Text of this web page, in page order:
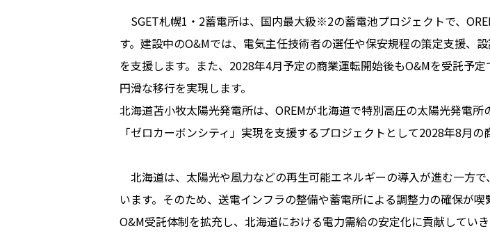
SGET札幌1・2蓄電所は、国内最大級※2の蓄電池プロジェクトで、
す。建設中のO&Mでは、電気主任技術者の選任や保安規程の策定支援、
を支援します。また、2028年4月予定の商業運転開始後もO&Mを受託予
円滑な移行を実現します。
北海道苫小牧太陽光発電所は、OREMが北海道で特別高圧の太陽光発電
「ゼロカーボンシティ」実現を支援するプロジェクトとして2028年8月の
北海道は、太陽光や風力などの再生可能エネルギーの導入が進む一方
います。そのため、送電インフラの整備や蓄電所による調整力の確保が
O&M受託体制を拡充し、北海道における電力需給の安定化に貢献していき